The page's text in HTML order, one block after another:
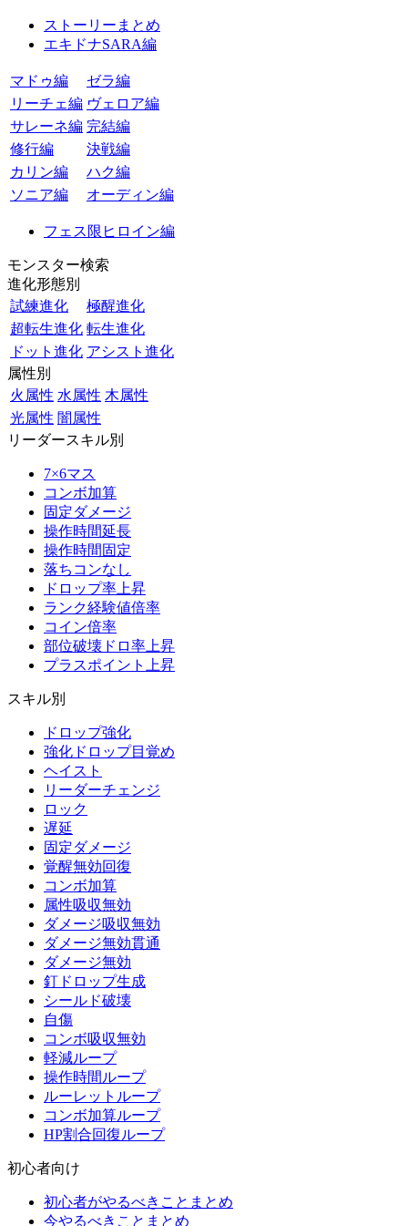
ストーリーまとめ
エキドナSARA編
マドゥ編
ゼラ編
リーチェ編 ヴェロア編
サレーネ編 完結編
修行編
決戦編
カリン編
ハク編
ソニア編
オーディン編
フェス限ヒロイン編
モンスター検索
進化形態別
試練進化
極醒進化
超転生進化 転生進化
ドット進化 アシスト進化
属性別
火属性 水属性 木属性
光属性 闇属性
リーダースキル別
7×6マス
コンボ加算
固定ダメージ
操作時間延長
操作時間固定
落ちコンなし
ドロップ率上昇
ランク経験値倍率
コイン倍率
部位破壊ドロ率上昇
プラスポイント上昇
スキル別
ドロップ強化
強化ドロップ目覚め
ヘイスト
リーダーチェンジ
ロック
遅延
固定ダメージ
覚醒無効回復
コンボ加算
属性吸収無効
ダメージ吸収無効
ダメージ無効貫通
ダメージ無効
釘ドロップ生成
シールド破壊
自傷
コンボ吸収無効
軽減ループ
操作時間ループ
ルーレットループ
コンボ加算ループ
HP割合回復ループ
初心者向け
初心者がやるべきことまとめ
今やるべきことまとめ